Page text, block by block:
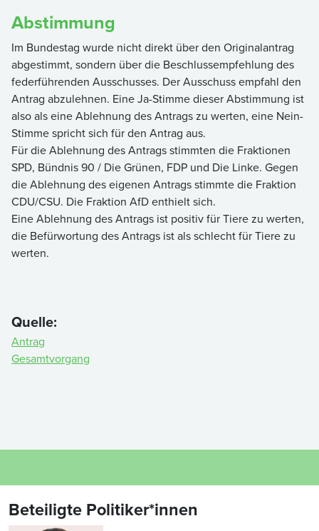
Abstimmung
Im Bundestag wurde nicht direkt über den Originalantrag
abgestimmt, sondern über die Beschlussempfehlung des
federführenden Ausschusses. Der Ausschuss empfahl den
Antrag abzulehnen. Eine Ja-Stimme dieser Abstimmung ist
also als eine Ablehnung des Antrags zu werten, eine Nein-
Stimme spricht sich für den Antrag aus.
Für die Ablehnung des Antrags stimmten die Fraktionen
SPD, Bündnis 90 / Die Grünen, FDP und Die Linke. Gegen
die Ablehnung des eigenen Antrags stimmte die Fraktion
CDU/CSU. Die Fraktion AfD enthielt sich.
Eine Ablehnung des Antrags ist positiv für Tiere zu werten,
die Befürwortung des Antrags ist als schlecht für Tiere zu
werten.
Quelle:
Antrag
Gesamtvorgang
Beteiligte Politiker*innen